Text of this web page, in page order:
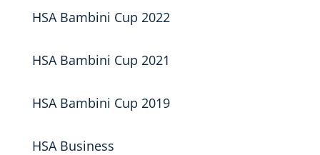
HSA Bambini Cup 2022
HSA Bambini Cup 2021
HSA Bambini Cup 2019
HSA Business